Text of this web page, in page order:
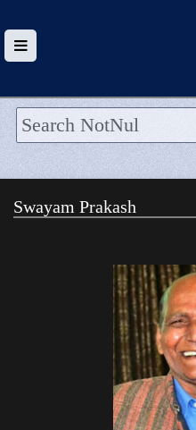
HOME
WALLET
ARRIVALS
CATEGORIES >
Swayam Prakash